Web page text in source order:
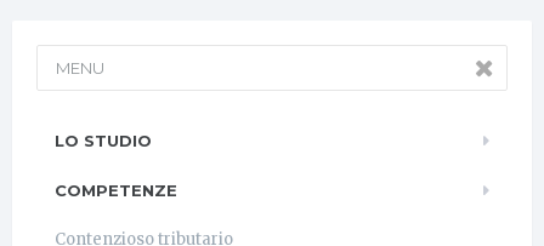
MENU
LO STUDIO
COMPETENZE
Contenzioso tributario